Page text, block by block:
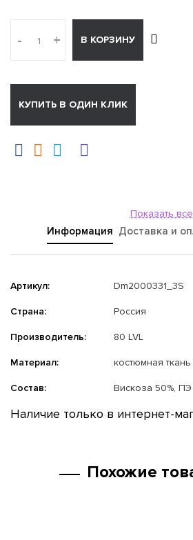
- + В КОРЗИНУ
КУПИТЬ В ОДИН КЛИК
Показать все
Информация Доставка и
Артикул: Dm2000331_3S
Страна: Россия
Производитель: 80 LVL
Материал: костюмная ткань
Состав: Вискоза 50%, ПЭ
Наличие только в интернет-
Похожие